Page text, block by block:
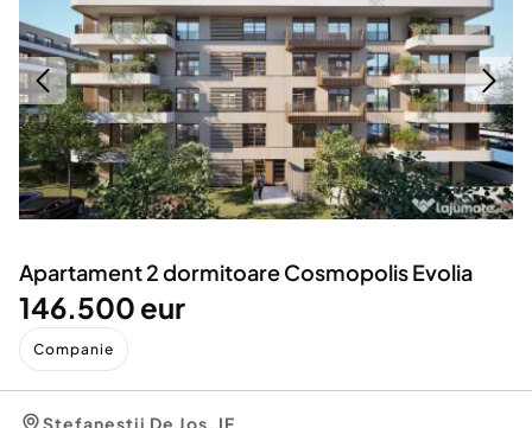
Servicii
Animale de companie
Afaceri și echipamente profesionale
Inchiriere Bunuri si Vehicule
Utilaje agricole si industriale
Piese auto si accesorii
Dacia Duster
Apartament 2 dormitoare Cosmopolis Evolia
146.500 eur
Companie
Stefanestii De Jos, IF